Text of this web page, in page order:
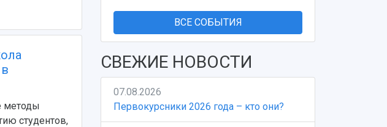
методы
студентов,
ВСЕ СОБЫТИЯ
СВЕЖИЕ НОВОСТИ
07.08.2026
Первокурсники 2026 года – кто они?